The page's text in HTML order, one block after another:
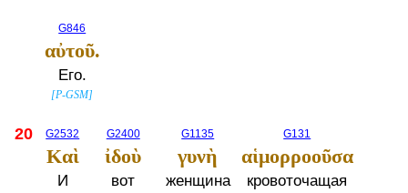
G846
αὐτοῦ.
Его.
[P-GSM]
20 G2532
Καὶ
И
G2400
ἰδοὺ
вот
G1135
γυνὴ
женщина
G131
αἱμορροοῦσα
кровоточащая